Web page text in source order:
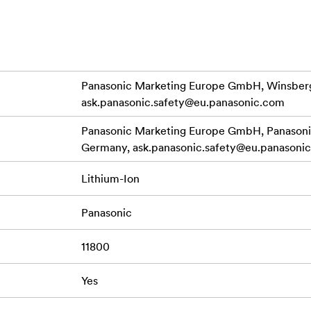
Panasonic Marketing Europe GmbH,
ask.panasonic.safety@eu.panasonic.com
Panasonic Marketing Europe GmbH,
Germany,
Lithium-Ion
Panasonic
11800
Yes